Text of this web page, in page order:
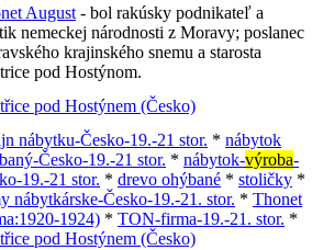
August - bol rakúsky podnikateľ a
nemeckej národnosti z Moravy; poslanec
krajinského snemu a starosta
pod Hostýnom.
pod Hostýnem (Česko)
nábytku-Česko-19.-21 stor. * nábytok
Česko-19.-21 stor. * nábytok-výroba-
19.-21 stor. * drevo ohýbané * stoličky *
nábytkárske-Česko-19.-21. stor. * Thonet
1924) * TON-firma-19.-21. stor. *
pod Hostýnem (Česko)